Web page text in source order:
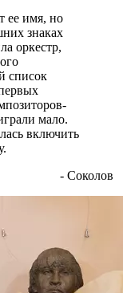
ее имя, но
знаках
оркестр,
список
мало.
включить
- Соколов